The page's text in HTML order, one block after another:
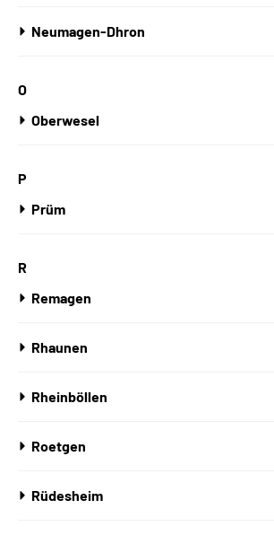
Neumagen-Dhron
O
Oberwesel
P
Prüm
R
Remagen
Rhaunen
Rheinböllen
Roetgen
Rüdesheim